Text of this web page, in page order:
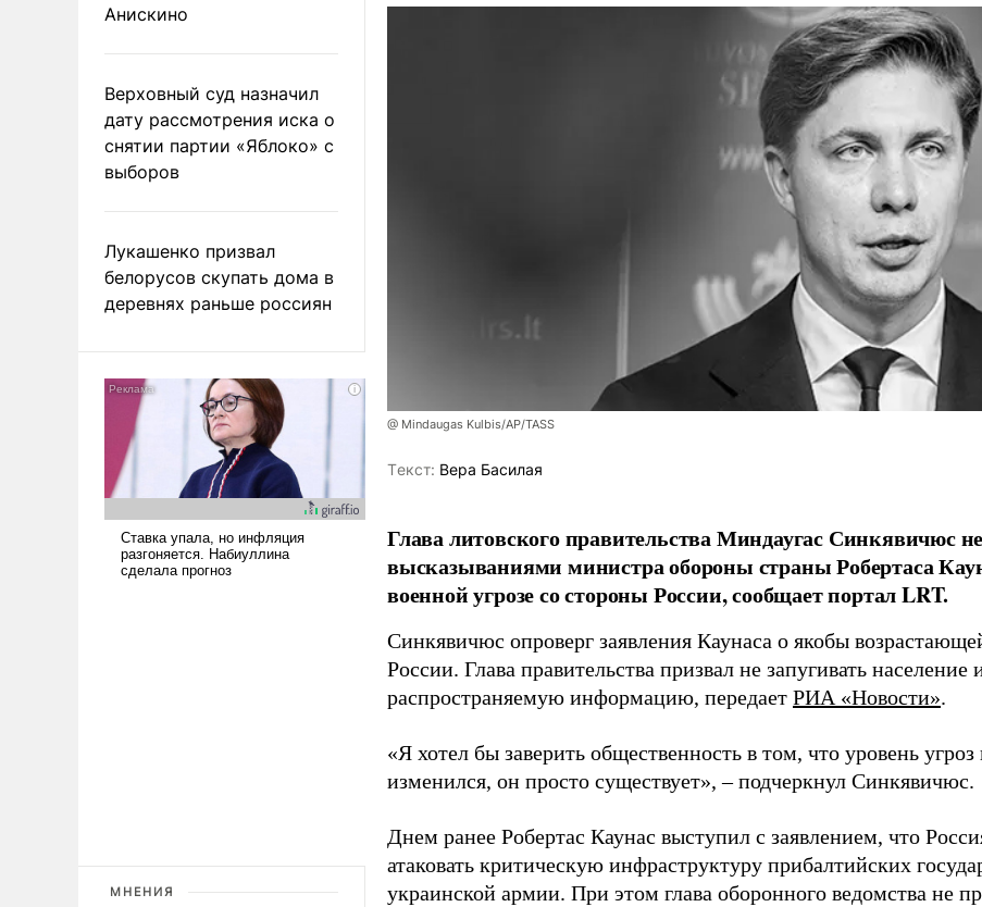
Анискино
Верховный суд назначил
дату рассмотрения иска о
снятии партии «Яблоко» с
выборов
Лукашенко призвал
белорусов скупать дома в
деревнях раньше россиян
МНЕНИЯ
@ Mindaugas Kulbis/AP/TASS
Tекст: Вера Басилая
Глава литовского правительства Миндаугас Синкявичюс не
высказываниями министра обороны страны Робертаса
военной угрозе со стороны России, сообщает портал LRT.
Синкявичюс опроверг заявления Каунаса о якобы
России. Глава правительства призвал не запугивать население
распространяемую информацию, передает РИА «Новости».
«Я хотел бы заверить общественность в том, что уровень
изменился, он просто существует», – подчеркнул Синкявичюс.
Днем ранее Робертас Каунас выступил с заявлением, что
атаковать критическую инфраструктуру прибалтийских
украинской армии. При этом глава оборонного ведомства не